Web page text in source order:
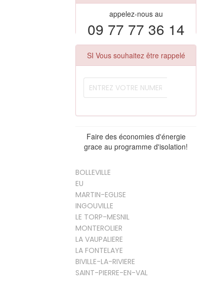
appelez-nous au
09 77 77 36 14
SI Vous souhaitez être rappelé
Faire des économies d'énergie
grace au programme d'isolation!
BOLLEVILLE
EU
MARTIN-EGLISE
INGOUVILLE
LE TORP-MESNIL
MONTEROLIER
LA VAUPALIERE
LA FONTELAYE
BIVILLE-LA-RIVIERE
SAINT-PIERRE-EN-VAL